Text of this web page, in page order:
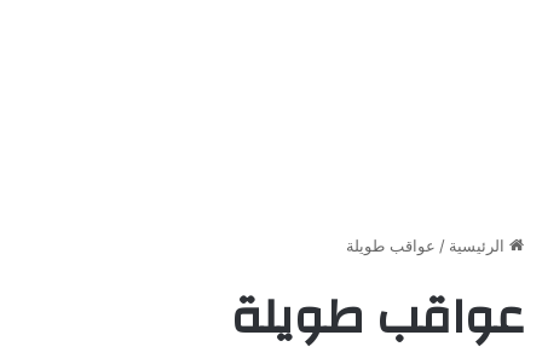
الرئيسية / عواقب طويلة
عواقب طويلة